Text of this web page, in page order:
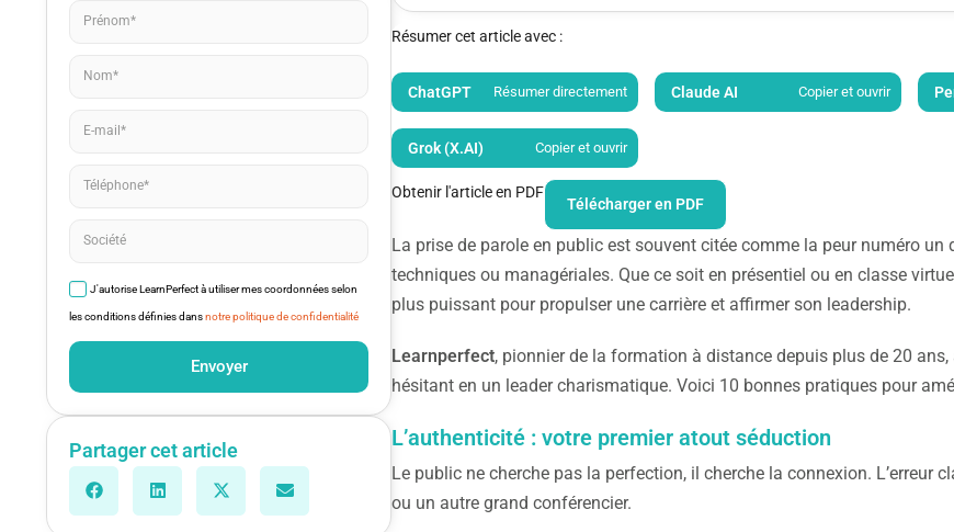
J'autorise LearnPerfect à utiliser mes coordonnées selon
les conditions définies dansnotre politique de confidentialité
Envoyer
Partager cet article
Résumer cet article avec :
ChatGPT Résumer directement Claude AI Copier et ouvrir
Grok (X.AI) Copier et ouvrir
Obtenir l'article en PDF
Télécharger en PDF
La prise de parole en public est souvent citée comme la peur numéro
techniques ou managériales. Que ce soit en présentiel ou en classe
plus puissant pour propulser une carrière et affirmer son leadership.
Learnperfect, pionnier de la formation à distance depuis plus de 20
hésitant en un leader charismatique. Voici 10 bonnes pratiques pour
L’authenticité : votre premier atout séduction
Le public ne cherche pas la perfection, il cherche la connexion. L’erreur
ou un autre grand conférencier.